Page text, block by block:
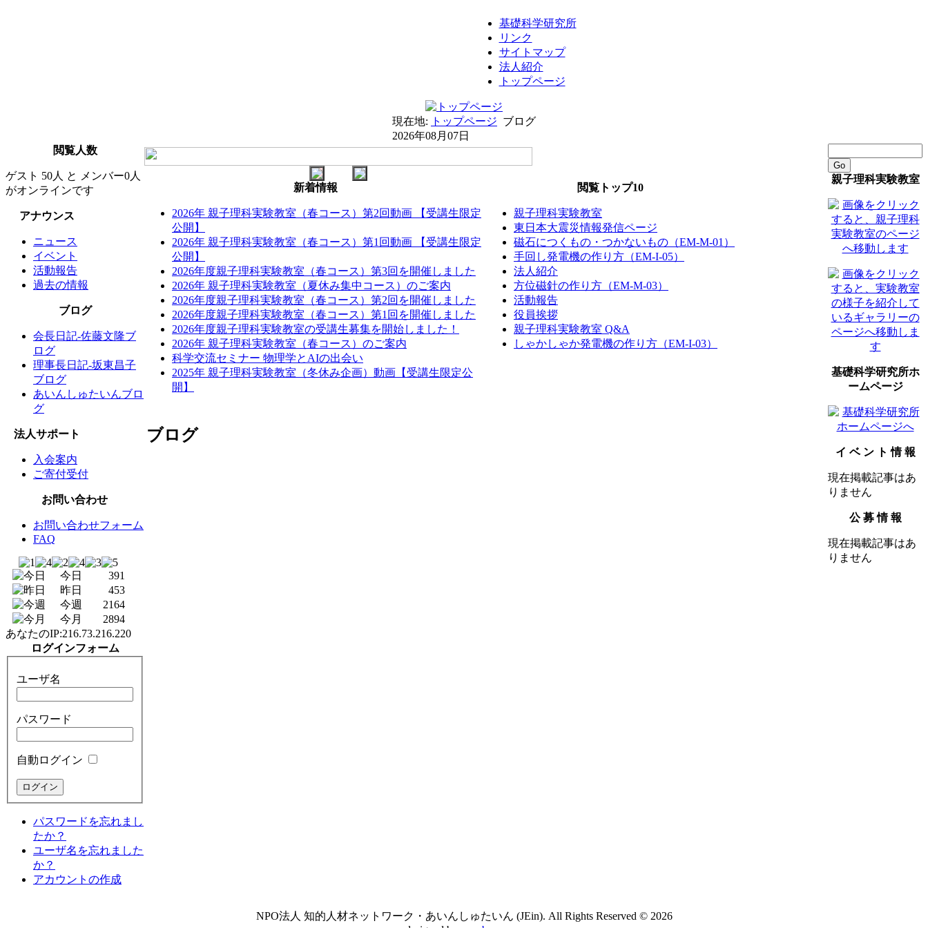
基礎科学研究所
リンク
サイトマップ
法人紹介
トップページ
現在地: トップページ ブログ
2026年08月07日
閲覧人数
ゲスト 50人 と メンバー0人
がオンラインです
アナウンス
ニュース
イベント
活動報告
過去の情報
ブログ
会長日記-佐藤文隆ブ
ログ
理事長日記-坂東昌子
ブログ
あいんしゅたいんブロ
グ
法人サポート
入会案内
ご寄付受付
お問い合わせ
お問い合わせフォーム
FAQ
今日
391
昨日
453
今週
2164
今月
2894
あなたのIP:216.73.216.220
ログインフォーム
ユーザ名
パスワード
自動ログイン
パスワードを忘れまし
たか？
ユーザ名を忘れました
か？
アカウントの作成
新着情報
2026年 親子理科実験教室（春コース）第2回動画 【受講生限定
公開】
2026年 親子理科実験教室（春コース）第1回動画 【受講生限定
公開】
2026年度親子理科実験教室（春コース）第3回を開催しました
2026年 親子理科実験教室（夏休み集中コース）のご案内
2026年度親子理科実験教室（春コース）第2回を開催しました
2026年度親子理科実験教室（春コース）第1回を開催しました
2026年度親子理科実験教室の受講生募集を開始しました！
2026年 親子理科実験教室（春コース）のご案内
科学交流セミナー 物理学とAIの出会い
2025年 親子理科実験教室（冬休み企画）動画【受講生限定公
開】
閲覧トップ10
親子理科実験教室
東日本大震災情報発信ページ
磁石につくもの・つかないもの（EM-M-01）
手回し発電機の作り方（EM-I-05）
法人紹介
方位磁針の作り方（EM-M-03）
活動報告
役員挨拶
親子理科実験教室 Q&A
しゃかしゃか発電機の作り方（EM-I-03）
ブログ
Go
親子理科実験教室
基礎科学研究所ホ
ームページ
イ ベ ン ト 情 報
現在掲載記事はあ
りません
公 募 情 報
現在掲載記事はあ
りません
NPO法人 知的人材ネットワーク・あいんしゅたいん (JEin). All Rights Reserved © 2026